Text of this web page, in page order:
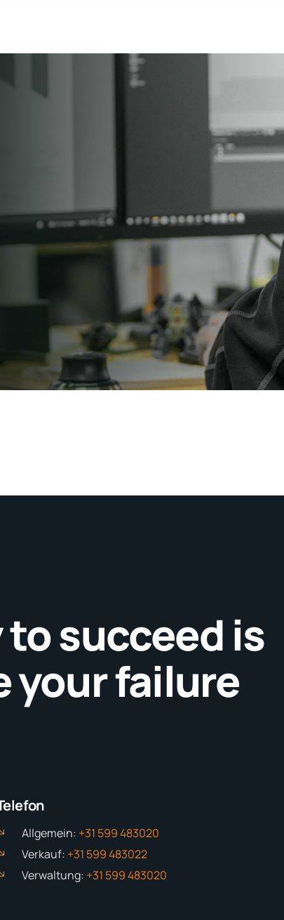
to succeed is
your failure
Allgemein: +31 599 483020
Verkauf: +31 599 483022
Verwaltung: +31 599 483020